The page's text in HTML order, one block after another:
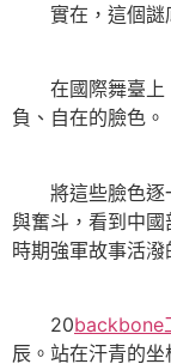
實在，這個謎
在國際舞臺上
負、自在的臉色。
將這些臉色逐
與奮斗，看到中
時期強軍故事活潑
20backbone
辰。站在汗青的